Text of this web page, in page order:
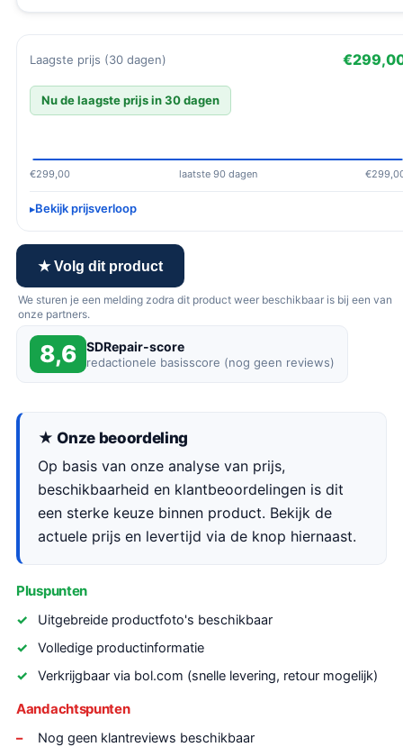
Laagste prijs (30 dagen)
Nu de laagste prijs in 30 dagen
€299,00 laatste 90 dagen
Bekijk prijsverloop
★ Volg dit product
We sturen je een melding zodra dit product weer beschikbaar is bij een van
onze partners.
8,6 SDRepair-score
redactionele basisscore (nog geen reviews)
★ Onze beoordeling
Op basis van onze analyse van prijs,
beschikbaarheid en klantbeoordelingen is dit
een sterke keuze binnen product. Bekijk de
actuele prijs en levertijd via de knop hiernaast.
Pluspunten
Uitgebreide productfoto's beschikbaar
Volledige productinformatie
Verkrijgbaar via bol.com (snelle levering, retour mogelijk)
Aandachtspunten
Nog geen klantreviews beschikbaar